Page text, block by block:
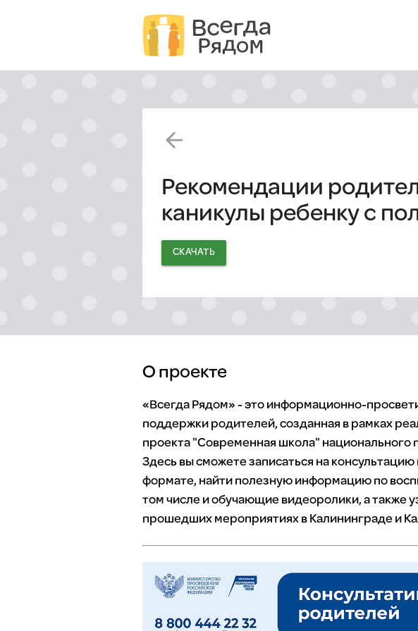
arrow_back
Рекомендации
каникулы ребенку с
СКАЧАТЬ
О проекте
«Всегда Рядом» - это информационно-
поддержки родителей, созданная в рамках
проекта "Современная школа" национального
Здесь вы сможете записаться на
формате, найти полезную информацию по
том числе и обучающие видеоролики, а также
прошедших мероприятиях в Калининграде и